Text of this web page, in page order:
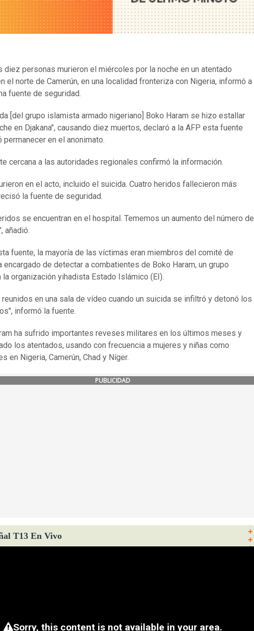
diez personas murieron el miércoles por la noche en un atentado
el norte de Camerún, en una localidad fronteriza con Nigeria, informó a
fuente de seguridad.
[del grupo islamista armado nigeriano] Boko Haram se hizo estallar
en Djakana", causando diez muertos, declaró a la AFP esta fuente
permanecer en el anonimato.
cercana a las autoridades regionales confirmó la información.
en el acto, incluido el suicida. Cuatro heridos fallecieron más
la fuente de seguridad.
se encuentran en el hospital. Tememos un aumento del número de
añadió.
fuente, la mayoría de las víctimas eran miembros del comité de
encargado de detectar a combatientes de Boko Haram, un grupo
la organización yihadista Estado Islámico (EI).
reunidos en una sala de vídeo cuando un suicida se infiltró y detonó los
informó la fuente.
ha sufrido importantes reveses militares en los últimos meses y
los atentados, usando con frecuencia a mujeres y niñas como
en Nigeria, Camerún, Chad y Níger.
PUBLICIDAD
T13 En Vivo